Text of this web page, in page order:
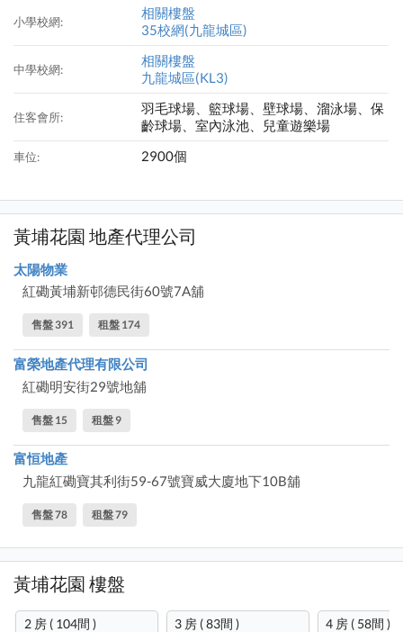
小學校網:
相關樓盤
35校網(九龍城區)
中學校網:
相關樓盤
九龍城區(KL3)
住客會所:
羽毛球場、籃球場、壁球場、溜泳場、保
齡球場、室內泳池、兒童遊樂場
車位: 2900個
黃埔花園 地產代理公司
太陽物業
紅磡黃埔新邨德民街60號7A舖
售盤 391 租盤 174
富榮地產代理有限公司
紅磡明安街29號地舖
售盤 15 租盤 9
富恒地產
九龍紅磡寶其利街59-67號寶威大廈地下10B舖
售盤 78 租盤 79
黃埔花園 樓盤
2 房 ( 104間 ) 3 房 ( 83間 ) 4 房 ( 58間 )